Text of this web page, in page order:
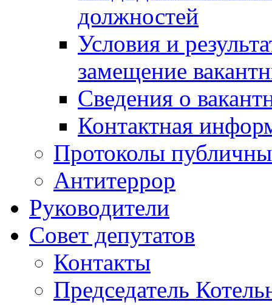
должностей
Условия и
замещение
Сведения о
Контактная
Протоколы
Антитеррор
Руководители
Совет депутатов
Контакты
Председатель